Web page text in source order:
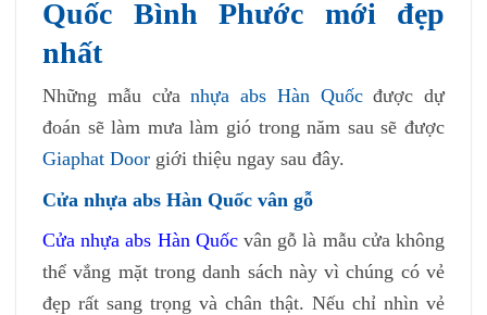
Quốc Bình Phước mới đẹp
nhất
Những mẫu cửanhựa abs Hàn Quốcđược dự
đoán sẽ làm mưa làm gió trong năm sau sẽ được
Giaphat Door giới thiệu ngay sau đây.
Cửa nhựa abs Hàn Quốc vân gỗ
Cửa nhựa abs Hàn Quốcvân gỗ là mẫu cửa không
thể vắng mặt trong danh sách này vì chúng có vẻ
đẹp rất sang trọng và chân thật. Nếu chỉ nhìn vẻ